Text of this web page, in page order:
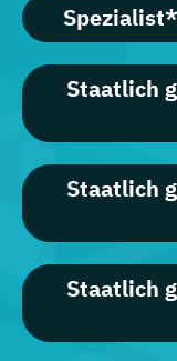
Staatlich
Staatlich
Staatlich